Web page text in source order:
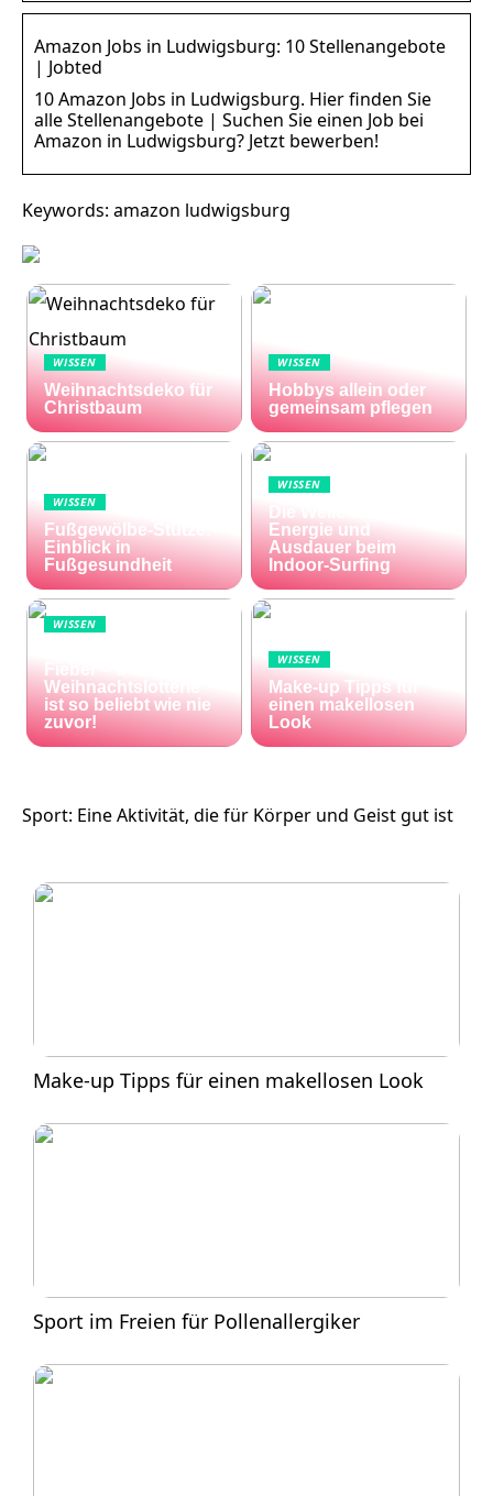
Amazon Jobs in Ludwigsburg: 10 Stellenangebote
| Jobted
10 Amazon Jobs in Ludwigsburg. Hier finden Sie
alle Stellenangebote | Suchen Sie einen Job bei
Amazon in Ludwigsburg? Jetzt bewerben!
Keywords: amazon ludwigsburg
WISSEN
Weihnachtsdeko für
Christbaum
WISSEN
Hobbys allein oder
gemeinsam pflegen
WISSEN
Fußgewölbe-Stütze:
Einblick in
Fußgesundheit
WISSEN
Die Welle zu Hause:
Energie und
Ausdauer beim
Indoor-Surfing
WISSEN
Fieber – die El Gordo
Weihnachtslotterie
ist so beliebt wie nie
zuvor!
WISSEN
Make-up Tipps für
einen makellosen
Look
Sport: Eine Aktivität, die für Körper und Geist gut ist
Make-up Tipps für einen makellosen Look
Sport im Freien für Pollenallergiker